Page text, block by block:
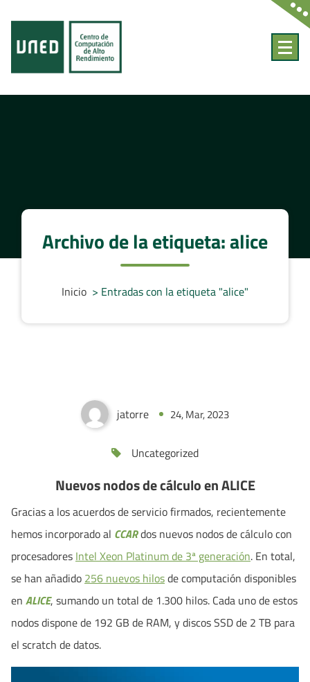
contenido
Archivo de la etiqueta: alice
Inicio > Entradas con la etiqueta "alice"
jatorre 24, Mar, 2023
Uncategorized
Nuevos nodos de cálculo en ALICE
Gracias a los acuerdos de servicio firmados, recientemente
hemos incorporado al CCARdos nuevos nodos de cálculo con
procesadores Intel Xeon Platinum de 3ª generación. En total,
se han añadido 256 nuevos hilosde computación disponibles
en ALICE, sumando un total de 1.300 hilos. Cada uno de estos
nodos dispone de 192 GB de RAM, y discos SSD de 2 TB para
el scratch de datos.